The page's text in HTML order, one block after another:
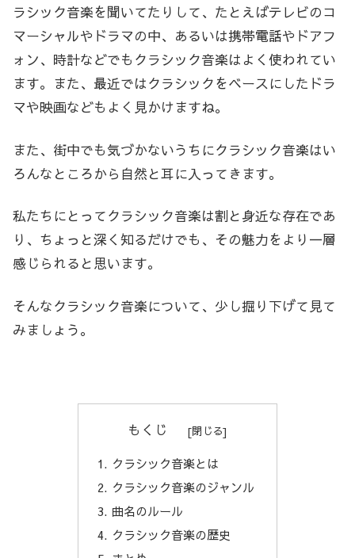
ラシック音楽を聞いてたりして、たとえばテレビのコ
マーシャルやドラマの中、あるいは携帯電話やドアフ
ォン、時計などでもクラシック音楽はよく使われてい
ます。また、最近ではクラシックをベースにしたドラ
マや映画などもよく見かけますね。
また、街中でも気づかないうちにクラシック音楽はい
ろんなところから自然と耳に入ってきます。
私たちにとってクラシック音楽は割と身近な存在であ
り、ちょっと深く知るだけでも、その魅力をより一層
感じられると思います。
そんなクラシック音楽について、少し掘り下げて見て
みましょう。
もくじ
クラシック音楽とは
クラシック音楽のジャンル
曲名のルール
クラシック音楽の歴史